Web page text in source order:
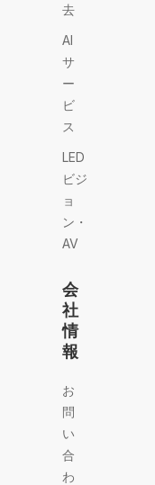
去
AI
サ
ー
ビ
ス
LED
ビジ
ョ
ン・
AV
会
社
情
報
お
問
い
合
わ